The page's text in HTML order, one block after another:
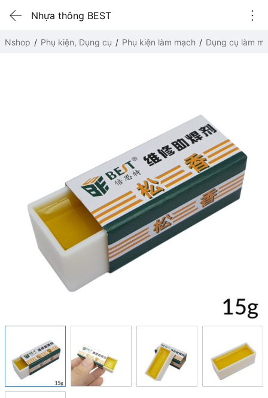
Nhựa thông BEST
Nshop Phụ kiện, Dụng cụ Phụ kiện làm mạch Dụng cụ làm